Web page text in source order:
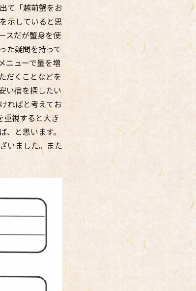
て「越前蟹をお
示していると思
スだが蟹身を使
た疑問を持って
ニューで量を増
だくことなどを
い宿を探したい
ればと考えてお
重視すると大き
、と思います。
いました。また